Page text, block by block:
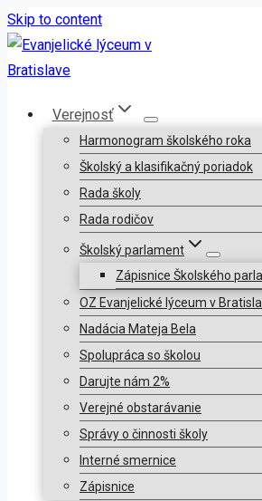
Skip to content
Verejnosť
Harmonogram školského roka
Školský a klasifikačný poriadok
Rada školy
Rada rodičov
Školský parlament
Zápisnice Školského
OZ Evanjelické lýceum v
Nadácia Mateja Bela
Spolupráca so školou
Darujte nám 2%
Verejné obstarávanie
Správy o činnosti školy
Interné smernice
Zápisnice